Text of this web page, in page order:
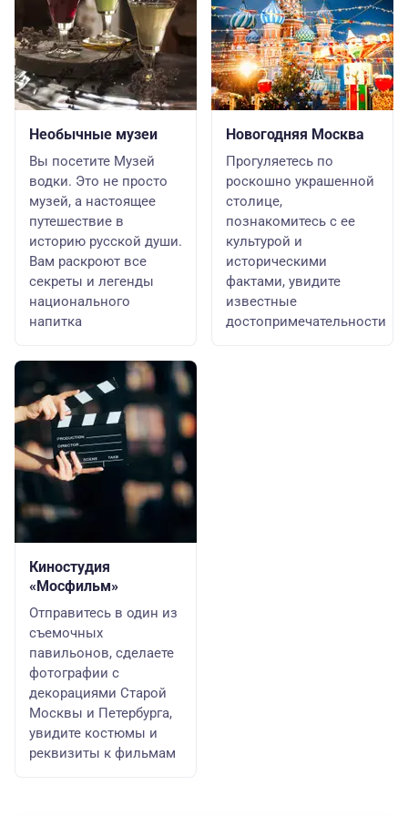
Необычные музеи
Вы посетите Музей
водки. Это не просто
музей, а настоящее
путешествие в
историю русской души.
Вам раскроют все
секреты и легенды
национального
напитка
Киностудия
«Мосфильм»
Отправитесь в один из
съемочных
павильонов, сделаете
фотографии с
декорациями Старой
Москвы и Петербурга,
увидите костюмы и
реквизиты к фильмам
Новогодняя Москва
Прогуляетесь по
роскошно украшенной
столице,
познакомитесь с ее
культурой и
историческими
фактами, увидите
известные
достопримечательности